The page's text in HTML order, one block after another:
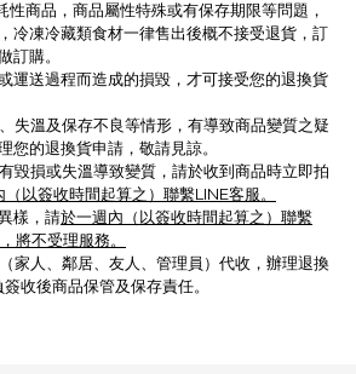
性商品，商品屬性特殊或有保存期限等問題，
冷凍冷藏類食材一律售出後概不接受退貨，訂
訂購。
運送過程而造成的損毀，才可接受您的退換貨
失溫及保存不良等情形，有導致商品變質之疑
您的退換貨申請，敬請見諒。
毀損或失溫導致變質，請於收到商品時立即拍
以簽收時間起算之）聯繫LINE客服。
樣，請於一週內（以簽收時間起算之）聯繫
將不受理服務。
家人、鄰居、友人、管理員）代收，辦理退換
收後商品保管及保存責任。